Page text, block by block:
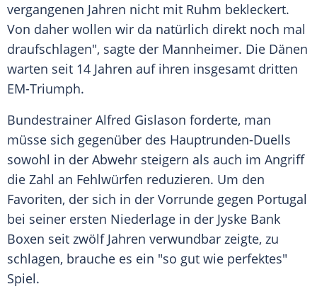
vergangenen Jahren nicht mit Ruhm bekleckert.
Von daher wollen wir da natürlich direkt noch mal
draufschlagen", sagte der Mannheimer. Die Dänen
warten seit 14 Jahren auf ihren insgesamt dritten
EM-Triumph.
Bundestrainer Alfred Gislason forderte, man
müsse sich gegenüber des Hauptrunden-Duells
sowohl in der Abwehr steigern als auch im Angriff
die Zahl an Fehlwürfen reduzieren. Um den
Favoriten, der sich in der Vorrunde gegen Portugal
bei seiner ersten Niederlage in der Jyske Bank
Boxen seit zwölf Jahren verwundbar zeigte, zu
schlagen, brauche es ein "so gut wie perfektes"
Spiel.